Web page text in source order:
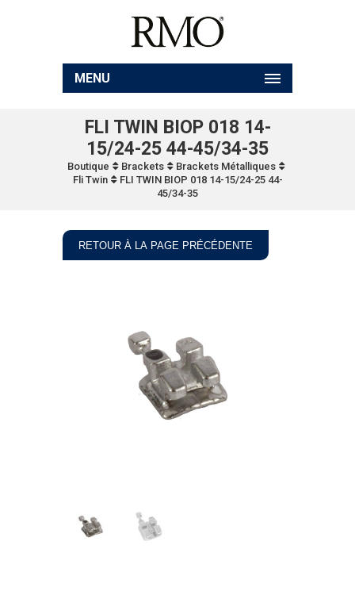
MENU
FLI TWIN BIOP 018 14-
15/24-25 44-45/34-35
Boutique Brackets
Brackets Métalliques
Fli Twin
FLI TWIN BIOP 018 14-15/24-25 44-
45/34-35
RETOUR À LA PAGE PRÉCÉDENTE